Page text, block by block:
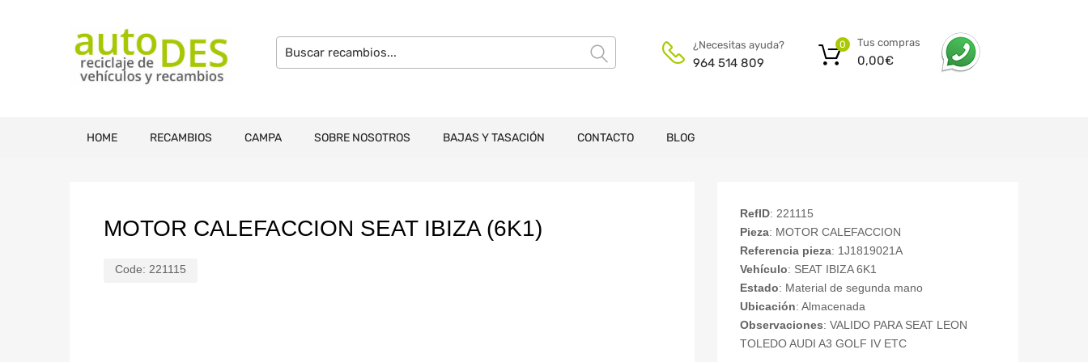
¿Necesitas ayuda?
964 514 809
Tus compras
0,00€
0
HOME RECAMBIOS CAMPA SOBRE NOSOTROS BAJAS Y TASACIÓN CONTACTO BLOG
MOTOR CALEFACCION SEAT IBIZA (6K1)
Code: 221115
RefID: 221115
Pieza: MOTOR CALEFACCION
Referencia pieza: 1J1819021A
Vehículo: SEAT IBIZA 6K1
Estado: Material de segunda mano
Ubicación: Almacenada
Observaciones: VALIDO PARA SEAT LEON
TOLEDO AUDI A3 GOLF IV ETC